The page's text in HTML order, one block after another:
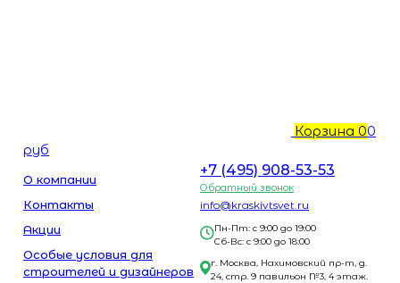
Корзина 00
руб
О компании
Контакты
Акции
Особые условия для
строителей и дизайнеров
+7 (495) 908-53-53
Обратный звонок
info@kraskivtsvet.ru
Пн-Пт: с 9:00 до 19:00
Сб-Вс: с 9:00 до 18:00
г. Москва, Нахимовский пр-т, д.
24, стр. 9 павильон №3, 4 этаж.